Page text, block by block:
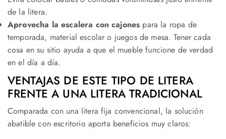
de la litera.
Aprovecha la escalera con cajones para la ropa de
temporada, material escolar o juegos de mesa. Tener cada
cosa en su sitio ayuda a que el mueble funcione de verdad
en el día a día.
VENTAJAS DE ESTE TIPO DE LITERA
FRENTE A UNA LITERA TRADICIONAL
Comparada con una litera fija convencional, la solución
abatible con escritorio aporta beneficios muy claros: